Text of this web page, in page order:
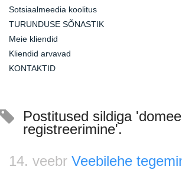
Sotsiaalmeedia koolitus
TURUNDUSE SÕNASTIK
Meie kliendid
Kliendid arvavad
KONTAKTID
Postitused sildiga
registreerimine'.
14. veebr Veebilehe